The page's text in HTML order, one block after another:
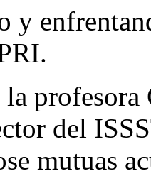
y
la
del
mutuas